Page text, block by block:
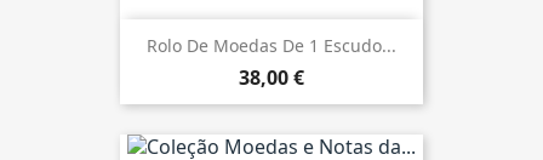
Rolo De Moedas De 1 Escudo...
38,00 €